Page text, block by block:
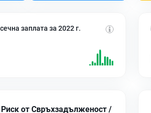
заплата за 2022 г.
Риск от Свръхзадълженост /